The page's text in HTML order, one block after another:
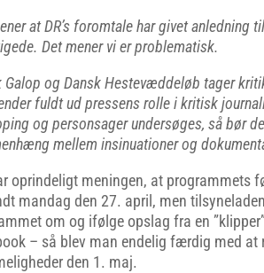
at DR’s foromtale har givet anledning
Det mener vi er problematisk.
Galop og Dansk Hestevæddeløb tager
fuldt ud pressens rolle i kritisk
og personsager undersøges, så bør
mellem insinuationer og
oprindeligt meningen, at programmets
mandag den 27. april, men
om og ifølge opslag fra en
– så blev man endelig færdig med at
den 1. maj.